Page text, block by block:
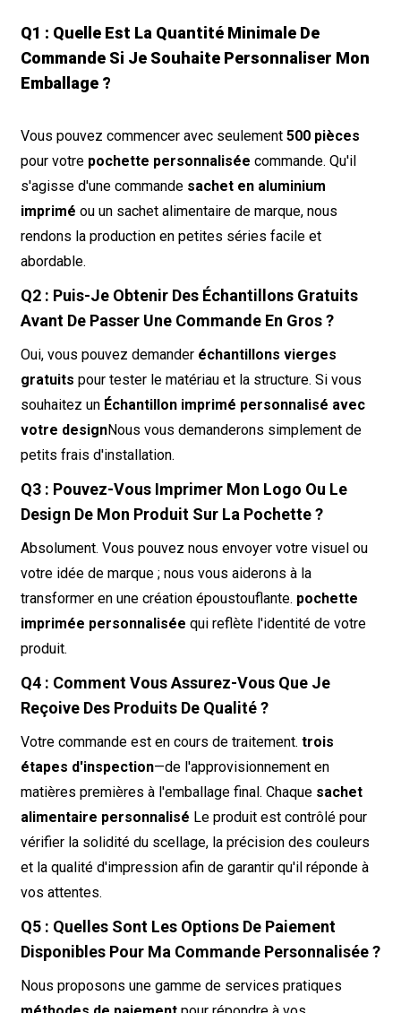
Q1 : Quelle Est La Quantité Minimale De
Commande Si Je Souhaite Personnaliser Mon
Emballage ?
Vous pouvez commencer avec seulement 500 pièces
pour votre pochette personnalisée commande. Qu'il
s'agisse d'une commande sachet en aluminium
imprimé ou un sachet alimentaire de marque, nous
rendons la production en petites séries facile et
abordable.
Q2 : Puis-Je Obtenir Des Échantillons Gratuits
Avant De Passer Une Commande En Gros ?
Oui, vous pouvez demander échantillons vierges
gratuits pour tester le matériau et la structure. Si vous
souhaitez un Échantillon imprimé personnalisé avec
votre designNous vous demanderons simplement de
petits frais d'installation.
Q3 : Pouvez-Vous Imprimer Mon Logo Ou Le
Design De Mon Produit Sur La Pochette ?
Absolument. Vous pouvez nous envoyer votre visuel ou
votre idée de marque ; nous vous aiderons à la
transformer en une création époustouflante. pochette
imprimée personnalisée qui reflète l'identité de votre
produit.
Q4 : Comment Vous Assurez-Vous Que Je
Reçoive Des Produits De Qualité ?
Votre commande est en cours de traitement. trois
étapes d'inspection—de l'approvisionnement en
matières premières à l'emballage final. Chaque sachet
alimentaire personnalisé Le produit est contrôlé pour
vérifier la solidité du scellage, la précision des couleurs
et la qualité d'impression afin de garantir qu'il réponde à
vos attentes.
Q5 : Quelles Sont Les Options De Paiement
Disponibles Pour Ma Commande Personnalisée ?
Nous proposons une gamme de services pratiques